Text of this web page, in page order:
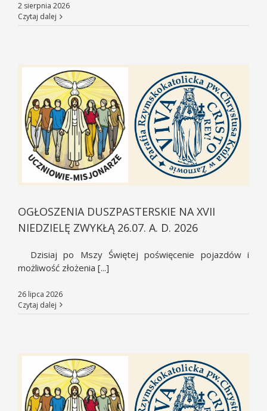
2 sierpnia 2026
Czytaj dalej
OGŁOSZENIA DUSZPASTERSKIE NA XVII
NIEDZIELĘ ZWYKŁĄ 26.07. A. D. 2026
Dzisiaj po Mszy Świętej poświęcenie pojazdów i
możliwość złożenia [...]
26 lipca 2026
Czytaj dalej